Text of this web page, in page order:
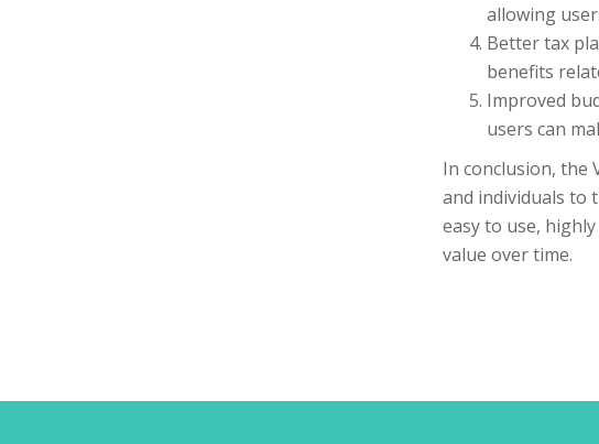
allowing
Better tax
benefits
Improved
users can
In conclusion, the
and individuals to
easy to use,
value over time.